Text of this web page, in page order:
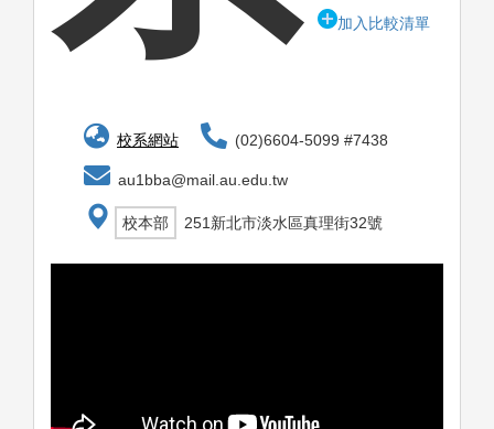
加入比較清單
校系網站 (02)6604-5099 #7438
au1bba@mail.au.edu.tw
校本部 251新北市淡水區真理街32號